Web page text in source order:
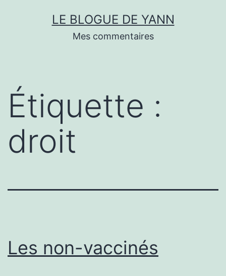
LE BLOGUE DE YANN
Mes commentaires
Étiquette :
droit
Les non-vaccinés